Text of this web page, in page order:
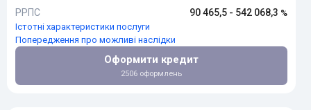
РРПС
90 465,5 - 542 068,3
Істотні характеристики послуги
Попередження про можливі наслідки
Оформити кредит
2506 оформлень